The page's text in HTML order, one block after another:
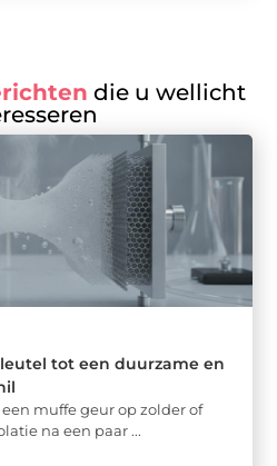
die u wellicht
tot een duurzame en
muffe geur op zolder of
na een paar ...